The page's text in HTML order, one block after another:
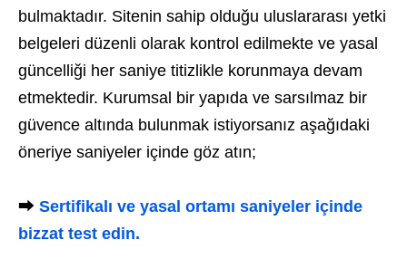
bulmaktadır. Sitenin sahip olduğu uluslararası yetki
belgeleri düzenli olarak kontrol edilmekte ve yasal
güncelliği her saniye titizlikle korunmaya devam
etmektedir. Kurumsal bir yapıda ve sarsılmaz bir
güvence altında bulunmak istiyorsanız aşağıdaki
öneriye saniyeler içinde göz atın;
⮕ Sertifikalı ve yasal ortamı saniyeler içinde
bizzat test edin.